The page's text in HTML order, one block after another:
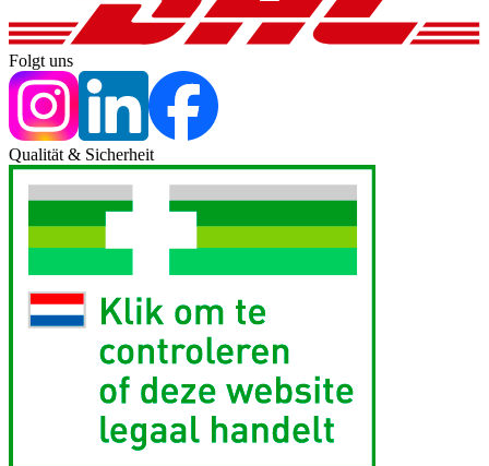
Folgt uns
Qualität & Sicherheit